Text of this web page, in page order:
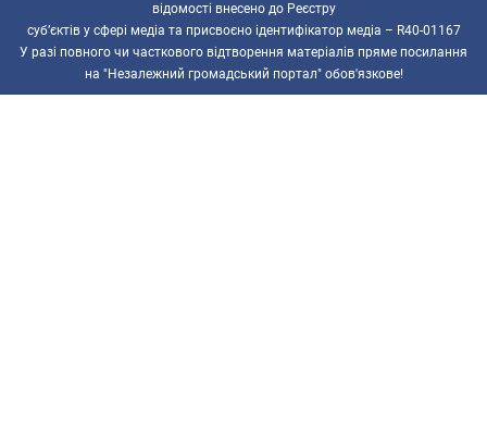
відомості внесено до Реєстру
суб’єктів у сфері медіа та присвоєно ідентифікатор медіа – R40-01167
У разі повного чи часткового відтворення матеріалів пряме посилання
на "Незалежний громадський портал" обов'язкове!